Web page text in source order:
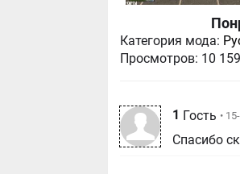
Категория мода:
Просмотров: 10 159
1 Гость •
Спасибо